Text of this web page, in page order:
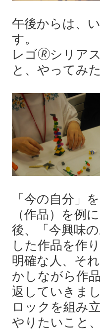
午後からは、
す。
レゴ🄬シリア
と、やってみ
「今の自分」
（作品）を例
後、「今興味
した作品を作
明確な人、そ
かしながら作
返していきま
ロックを組み
やりたいこと